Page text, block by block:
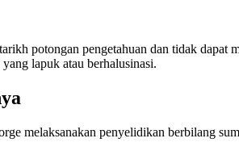
potongan pengetahuan dan tidak dapat
lapuk atau berhalusinasi.
melaksanakan penyelidikan berbilang